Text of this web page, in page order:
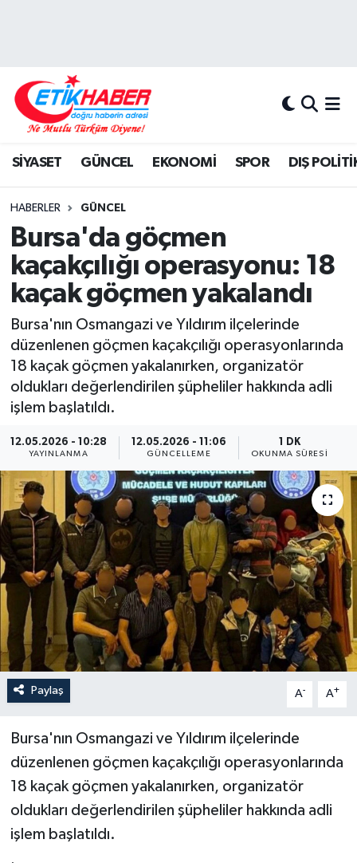
SİYASET GÜNCEL EKONOMİ SPOR DIŞ
HABERLER GÜNCEL
Bursa'da göçmen
kaçakçılığı operasyonu: 18
kaçak göçmen yakalandı
Bursa'nın Osmangazi ve Yıldırım ilçelerinde
düzenlenen göçmen kaçakçılığı operasyonlarında
18 kaçak göçmen yakalanırken, organizatör
oldukları değerlendirilen şüpheliler hakkında adli
işlem başlatıldı.
12.05.2026 - 10:28
YAYINLANMA
12.05.2026 - 11:06
GÜNCELLEME
1 DK
OKUNMA SÜRESI
Paylaş A- A+
Bursa'nın Osmangazi ve Yıldırım ilçelerinde
düzenlenen göçmen kaçakçılığı operasyonlarında
18 kaçak göçmen yakalanırken, organizatör
oldukları değerlendirilen şüpheliler hakkında adli
işlem başlatıldı.
DIŞ POLİTİKA
KÖŞE YAZILARI
KÜLTÜR-SANAT-MAGAZİN
MEDYA
ÖZEL HABER
SİYASET
GÜNCEL
SPOR
YAŞAM
Yerel
Hava Durumu
Tüm Manşetler
Son Dakika Haberleri
Haber Arşivi